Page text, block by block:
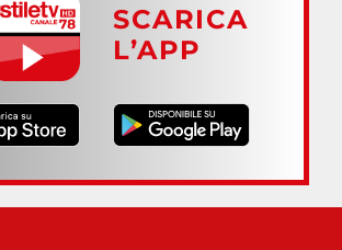
SCARICA
L’APP